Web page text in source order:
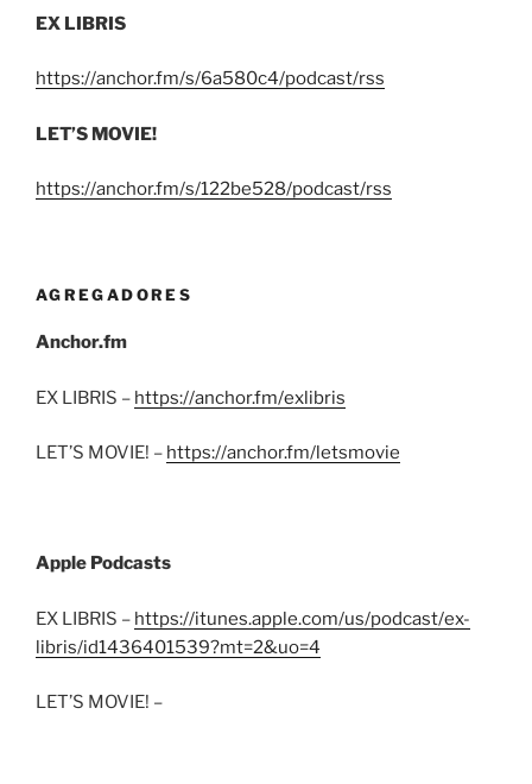
EX LIBRIS
https://anchor.fm/s/6a580c4/podcast/rss
LET’S MOVIE!
https://anchor.fm/s/122be528/podcast/rss
AGREGADORES
Anchor.fm
EX LIBRIS – https://anchor.fm/exlibris
LET’S MOVIE! – https://anchor.fm/letsmovie
Apple Podcasts
EX LIBRIS – https://itunes.apple.com/us/podcast/ex-
libris/id1436401539?mt=2&uo=4
LET’S MOVIE! –